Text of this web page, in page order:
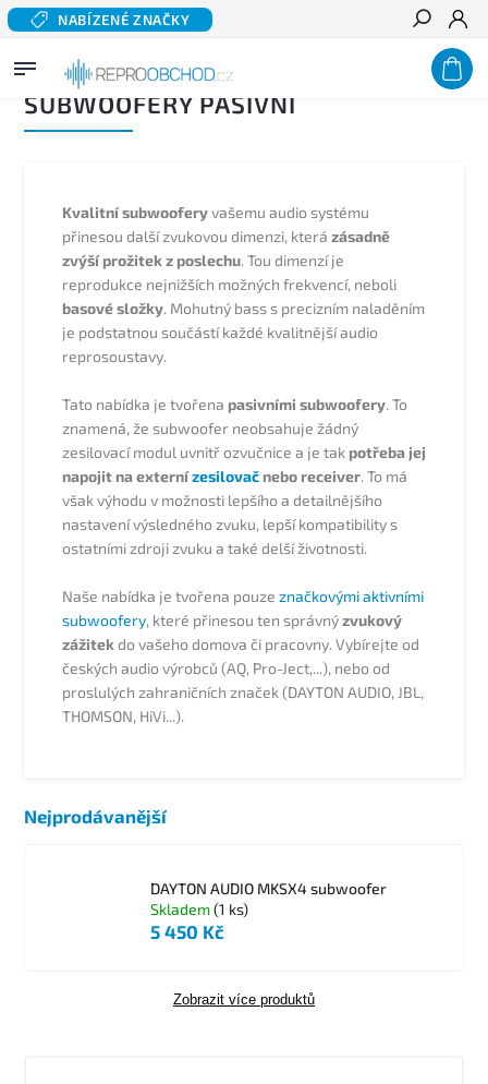
NABÍZENÉ ZNAČKY
Hledat
Domů/ Reprosoustavy/Subwoofery pasivní
SUBWOOFERY PASIVNÍ
Kvalitní subwooferyvašemu audio systému
přinesou další zvukovou dimenzi, která zásadně
zvýší prožitek z poslechu. Tou dimenzí je
reprodukce nejnižších možných frekvencí, neboli
basové složky. Mohutný bass s precizním naladěním
je podstatnou součástí každé kvalitnější audio
reprosoustavy.
Tato nabídka je tvořena pasivními subwoofery. To
znamená, že subwoofer neobsahuje žádný
zesilovací modul uvnitř ozvučnice a je tak potřeba jej
napojit na externízesilovač nebo receiver. To má
však výhodu v možnosti lepšího a detailnějšího
nastavení výsledného zvuku, lepší kompatibility s
ostatními zdroji zvuku a také delší životnosti.
Naše nabídka je tvořena pouze značkovými aktivními
subwoofery, které přinesou ten správnýzvukový
zážitekdo vašeho domova či pracovny. Vybírejte od
českých audio výrobců (AQ, Pro-Ject,...), nebo od
proslulých zahraničních značek (DAYTON AUDIO, JBL,
THOMSON, HiVi...).
Nejprodávanější
DAYTON AUDIO MKSX4 subwoofer
Skladem(1 ks)
5 450 Kč
Zobrazit více produktů